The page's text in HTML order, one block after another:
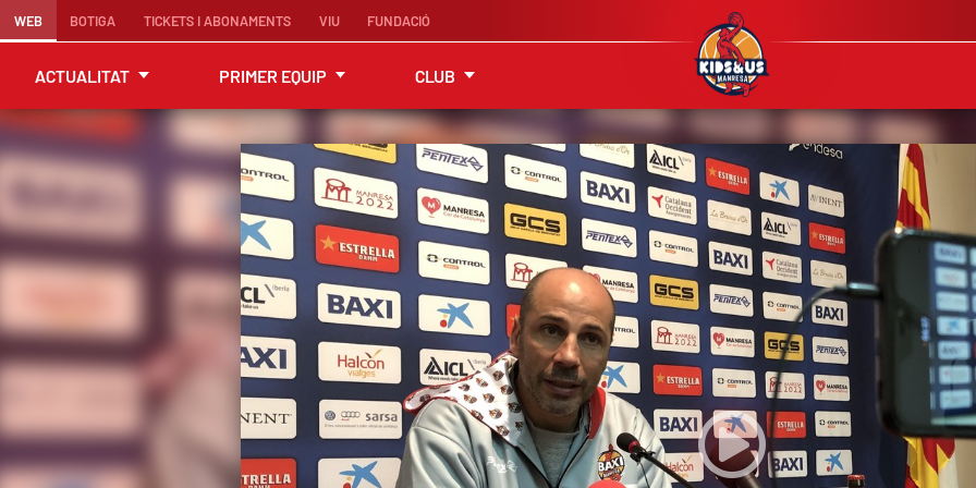
WEB BOTIGA TICKETS I ABONAMENTS VIU FUNDACIÓ
ACTUALITAT PRIMER EQUIP CLUB